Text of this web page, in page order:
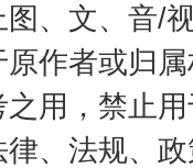
图、文、音/
作者或归
用，禁止
、法规、
魏明